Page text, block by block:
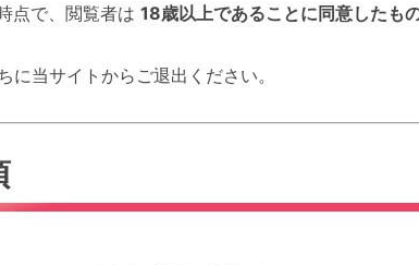
点で、閲覧者は 18歳以上であることに同意したも
に当サイトからご退出ください。